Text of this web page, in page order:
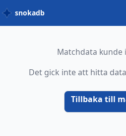
snokadb
Matchdata kunde
Det gick inte att hitta
Tillbaka till